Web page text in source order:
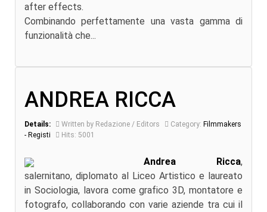
after effects.
Combinando perfettamente una vasta gamma di
funzionalità che...
ANDREA RICCA
Details: Written by Redazione / Editors Category: Filmmakers
- Registi
Hits: 5001
Andrea Ricca,
salernitano, diplomato al Liceo Artistico e laureato
in Sociologia, lavora come grafico 3D, montatore e
fotografo, collaborando con varie aziende tra cui il